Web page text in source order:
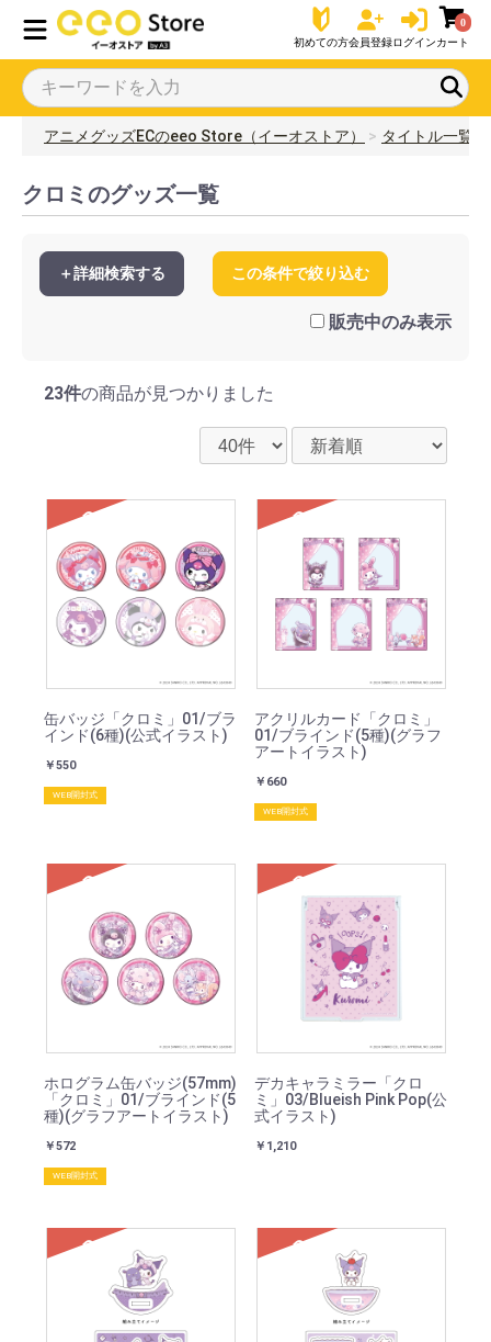
初めての方会員登録ログイン
0
カート
アニメグッズECのeeo Store（イーオストア） タイトル一覧
クロミのグッズ一覧
＋詳細検索する この条件で絞り込む
販売中のみ表示
23件の商品が見つかりました
SOLD
缶バッジ「クロミ」01/ブラ
インド(6種)(公式イラスト)
￥550
WEB開封式
SOLD
アクリルカード「クロミ」
01/ブラインド(5種)(グラフ
アートイラスト)
￥660
WEB開封式
SOLD
ホログラム缶バッジ(57mm)
「クロミ」01/ブラインド(5
種)(グラフアートイラスト)
￥572
WEB開封式
SOLD
デカキャラミラー「クロ
ミ」03/Blueish Pink Pop(公
式イラスト)
￥1,210
SOLD SOLD